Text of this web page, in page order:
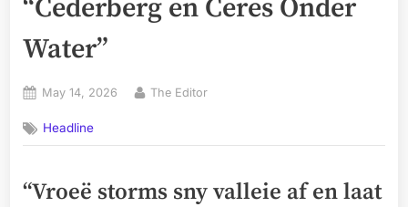
“Cederberg en Ceres Onder
Water”
Posted
May 14, 2026 By
The Editor
Headline
“Vroeë storms sny valleie af en laat